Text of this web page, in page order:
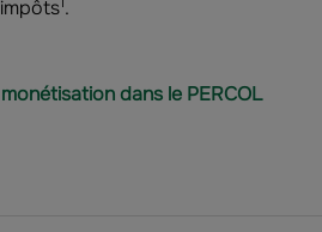
.
dans le PERCOL